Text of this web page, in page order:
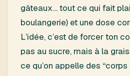
gâteaux… tout ce qui fait
boulangerie) et une dose
L’idée, c’est de forcer ton
pas au sucre, mais à la
ce qu’on appelle des